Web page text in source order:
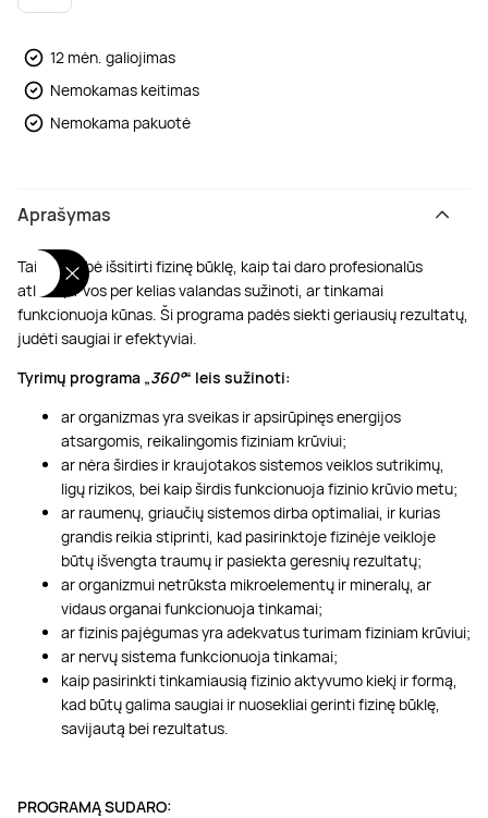
12 mėn. galiojimas
Nemokamas keitimas
Nemokama pakuotė
Aprašymas
Tai galimybė išsitirti fizinę būklę, kaip tai daro profesionalūs
atletai, ir vos per kelias valandas sužinoti, ar tinkamai
funkcionuoja kūnas. Ši programa padės siekti geriausių rezultatų,
judėti saugiai ir efektyviai.
Tyrimų programa „360°“ leis sužinoti:
ar organizmas yra sveikas ir apsirūpinęs energijos
atsargomis, reikalingomis fiziniam krūviui;
ar nėra širdies ir kraujotakos sistemos veiklos sutrikimų,
ligų rizikos, bei kaip širdis funkcionuoja fizinio krūvio metu;
ar raumenų, griaučių sistemos dirba optimaliai, ir kurias
grandis reikia stiprinti, kad pasirinktoje fizinėje veikloje
būtų išvengta traumų ir pasiekta geresnių rezultatų;
ar organizmui netrūksta mikroelementų ir mineralų, ar
vidaus organai funkcionuoja tinkamai;
ar fizinis pajėgumas yra adekvatus turimam fiziniam krūviui;
ar nervų sistema funkcionuoja tinkamai;
kaip pasirinkti tinkamiausią fizinio aktyvumo kiekį ir formą,
kad būtų galima saugiai ir nuosekliai gerinti fizinę būklę,
savijautą bei rezultatus.
PROGRAMĄ SUDARO: